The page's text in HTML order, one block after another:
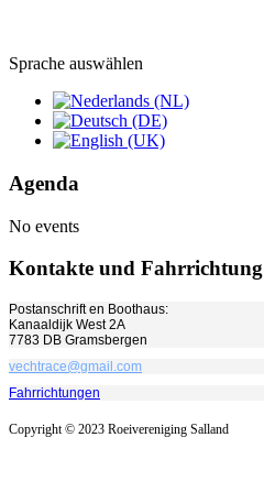
Sprache auswählen
Agenda
No events
Kontakte und Fahrrichtung
Postanschrift en Boothaus:
Kanaaldijk West 2A
7783 DB Gramsbergen
vechtrace@gmail.com
Fahrrichtungen
Copyright © 2023 Roeivereniging Salland